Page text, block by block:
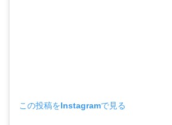
この投稿をInstagramで見る